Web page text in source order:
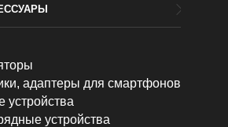
адаптеры для смартфонов
устройства
устройства